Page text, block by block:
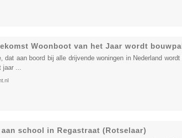
Woonboot van het Jaar wordt
dat aan boord bij alle drijvende woningen in Nederland
jaar ...
school in Regastraat (Rotselaar)